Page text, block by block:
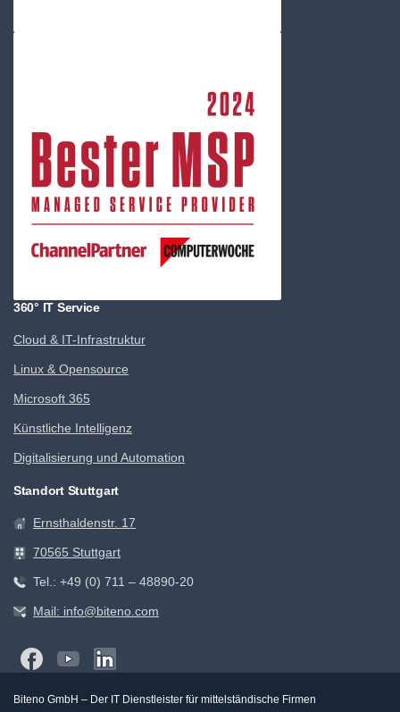
360° IT Service
Cloud & IT-Infrastruktur
Linux & Opensource
Microsoft 365
Künstliche Intelligenz
Digitalisierung und Automation
Standort Stuttgart
Ernsthaldenstr. 17
70565 Stuttgart
Tel.: +49 (0) 711 – 48890-20
Mail: info@biteno.com
Biteno GmbH – Der IT Dienstleister für mittelständische Firmen